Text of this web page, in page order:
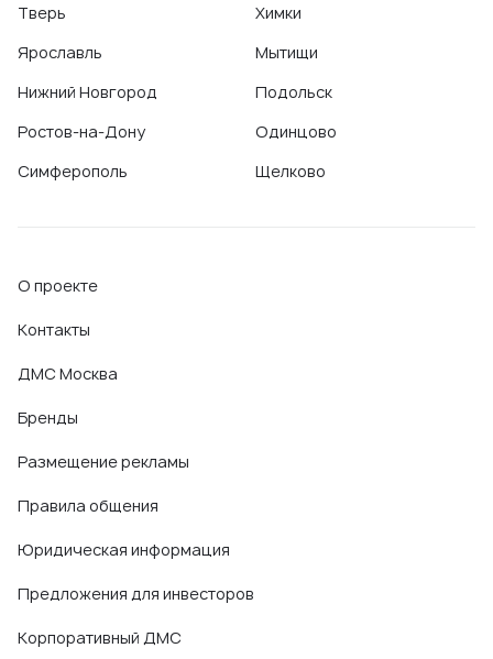
Тверь
Ярославль
Нижний Новгород
Ростов-на-Дону
Симферополь
Химки
Мытищи
Подольск
Одинцово
Щелково
О проекте
Контакты
ДМС Москва
Бренды
Размещение рекламы
Правила общения
Юридическая информация
Предложения для инвесторов
Корпоративный ДМС